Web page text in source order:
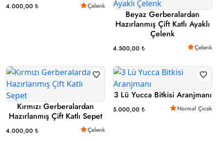
4.000,00 ₺ Çelenk
Beyaz Gerberalardan
Hazırlanmış Çift Katlı Ayaklı
Çelenk
4.500,00 ₺ Çelenk
Kırmızı Gerberalardan
Hazırlanmış Çift Katlı Sepet
4.000,00 ₺ Çelenk
3 Lü Yucca Bitkisi Aranjmanı
5.000,00 ₺ Normal Çicek